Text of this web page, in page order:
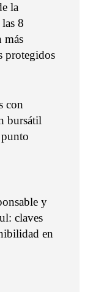
la
8
más
protegidos
con
bursátil
y
claves
en